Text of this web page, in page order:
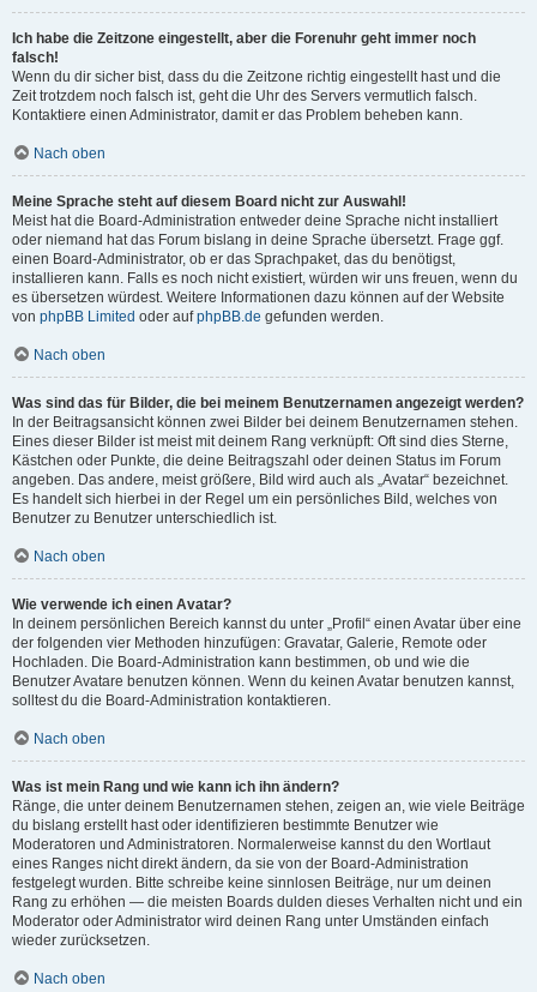
Ich habe die Zeitzone eingestellt, aber die Forenuhr geht immer noch
falsch!
Wenn du dir sicher bist, dass du die Zeitzone richtig eingestellt hast und die
Zeit trotzdem noch falsch ist, geht die Uhr des Servers vermutlich falsch.
Kontaktiere einen Administrator, damit er das Problem beheben kann.
Nach oben
Meine Sprache steht auf diesem Board nicht zur Auswahl!
Meist hat die Board-Administration entweder deine Sprache nicht installiert
oder niemand hat das Forum bislang in deine Sprache übersetzt. Frage ggf.
einen Board-Administrator, ob er das Sprachpaket, das du benötigst,
installieren kann. Falls es noch nicht existiert, würden wir uns freuen, wenn du
es übersetzen würdest. Weitere Informationen dazu können auf der Website
von phpBB Limited oder aufphpBB.de gefunden werden.
Nach oben
Was sind das für Bilder, die bei meinem Benutzernamen angezeigt werden?
In der Beitragsansicht können zwei Bilder bei deinem Benutzernamen stehen.
Eines dieser Bilder ist meist mit deinem Rang verknüpft: Oft sind dies Sterne,
Kästchen oder Punkte, die deine Beitragszahl oder deinen Status im Forum
angeben. Das andere, meist größere, Bild wird auch als „Avatar“ bezeichnet.
Es handelt sich hierbei in der Regel um ein persönliches Bild, welches von
Benutzer zu Benutzer unterschiedlich ist.
Nach oben
Wie verwende ich einen Avatar?
In deinem persönlichen Bereich kannst du unter „Profil“ einen Avatar über eine
der folgenden vier Methoden hinzufügen: Gravatar, Galerie, Remote oder
Hochladen. Die Board-Administration kann bestimmen, ob und wie die
Benutzer Avatare benutzen können. Wenn du keinen Avatar benutzen kannst,
solltest du die Board-Administration kontaktieren.
Nach oben
Was ist mein Rang und wie kann ich ihn ändern?
Ränge, die unter deinem Benutzernamen stehen, zeigen an, wie viele Beiträge
du bislang erstellt hast oder identifizieren bestimmte Benutzer wie
Moderatoren und Administratoren. Normalerweise kannst du den Wortlaut
eines Ranges nicht direkt ändern, da sie von der Board-Administration
festgelegt wurden. Bitte schreibe keine sinnlosen Beiträge, nur um deinen
Rang zu erhöhen — die meisten Boards dulden dieses Verhalten nicht und ein
Moderator oder Administrator wird deinen Rang unter Umständen einfach
wieder zurücksetzen.
Nach oben